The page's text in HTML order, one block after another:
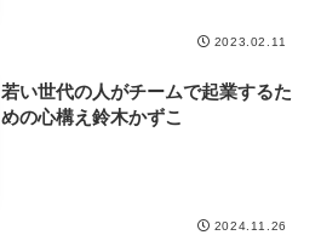
2023.02.11
若い世代の人がチームで起業するた
めの心構え鈴木かずこ
2024.11.26